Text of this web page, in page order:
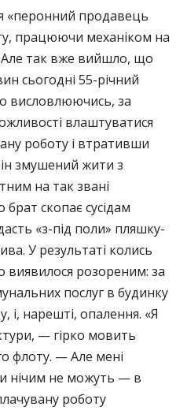
«перонний продавець
працюючи механіком на
Але так вже вийшло, що
сьогодні 55-річний
висловлюючись, за
влаштуватися
роботу і втративши
змушений жити з
на так звані
скопає сусідам
«з-під поли» пляшку-
У результаті колись
виявилося розореним: за
послуг в будинку
і, нарешті, опалення. «Я
— гірко мовить
флоту. — Але мені
нічим не можуть — в
роботу